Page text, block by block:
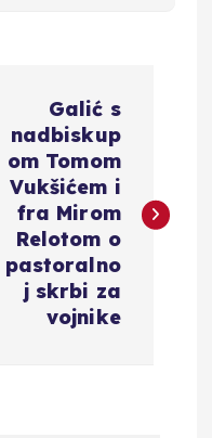
Galić s
nadbiskup
om Tomom
Vukšićem i
fra Mirom
Relotom o
pastoralno
j skrbi za
vojnike